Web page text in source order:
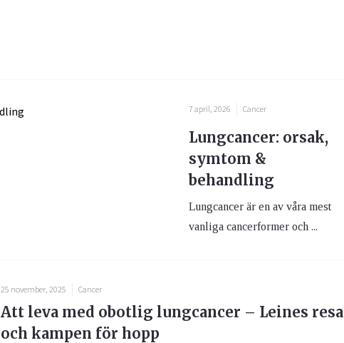
7 april, 2026 Cancer
Lungcancer: orsak,
symtom &
behandling
Lungcancer är en av våra mest
vanliga cancerformer och ...
25 november, 2025 Cancer
Att leva med obotlig lungcancer – Leines resa
och kampen för hopp